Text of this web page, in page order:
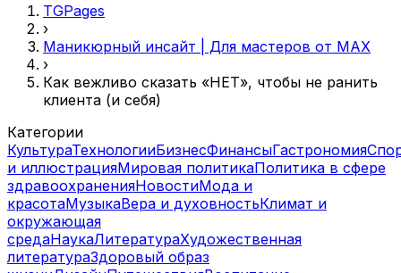
TGPages
›
Маникюрный инсайт | Для мастеров от MAX
›
Как вежливо сказать «НЕТ», чтобы не ранить
клиента (и себя)
Категории
КультураТехнологииБизнесФинансыГастрономия
и иллюстрацияМировая политикаПолитика в сфере
здравоохраненияНовостиМода и
красотаМузыкаВера и духовностьКлимат и
окружающая
средаНаукаЛитератураХудожественная
литератураЗдоровый образ